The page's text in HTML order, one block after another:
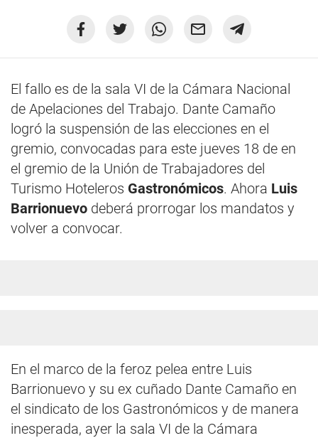
El fallo es de la sala VI de la Cámara Nacional
de Apelaciones del Trabajo. Dante Camaño
logró la suspensión de las elecciones en el
gremio, convocadas para este jueves 18 de en
el gremio de la Unión de Trabajadores del
Turismo Hoteleros Gastronómicos. Ahora Luis
Barrionuevo deberá prorrogar los mandatos y
volver a convocar.
En el marco de la feroz pelea entre Luis
Barrionuevo y su ex cuñado Dante Camaño en
el sindicato de los Gastronómicos y de manera
inesperada, ayer la sala VI de la Cámara